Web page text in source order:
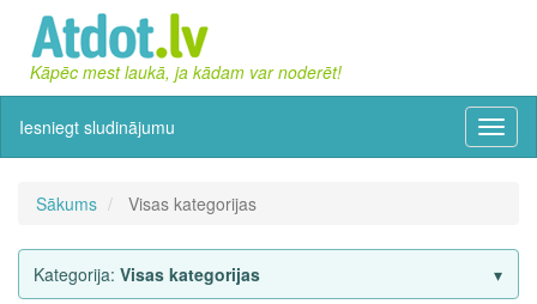
Kāpēc mest laukā, ja kādam var noderēt!
Iesniegt sludinājumu
Sākums Visas kategorijas
Kategorija: Visas kategorijas